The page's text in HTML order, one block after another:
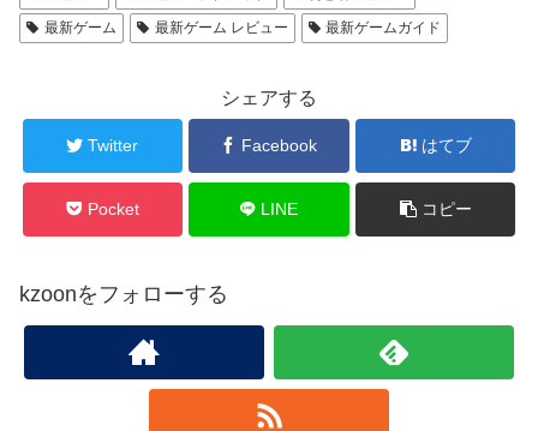
最新ゲーム
最新ゲーム レビュー 最新ゲームガイド
シェアする
Twitter Facebook はてブ
Pocket LINE コピー
kzoonをフォローする